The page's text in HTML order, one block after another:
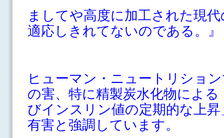
ましてや高度に加工された現
適応しきれてないのである。』
ヒューマン・ニュートリショ
の害、特に精製炭水化物によ
びインスリン値の定期的な上
有害と強調しています。